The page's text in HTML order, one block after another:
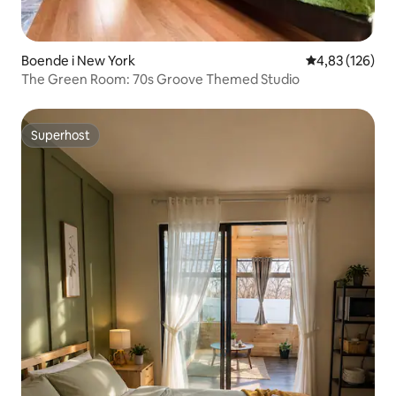
Boende i New York 4,83 av 5 i
4,83 (126)
The Green Room: 70s Groove Themed Studio
Superhost
Superhost